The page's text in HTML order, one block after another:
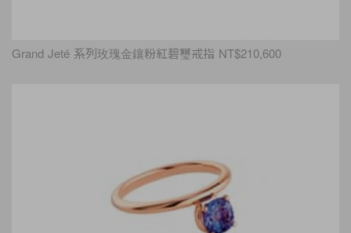
Grand Jeté 系列玫瑰金鑲粉紅碧璽戒指 NT$210,600